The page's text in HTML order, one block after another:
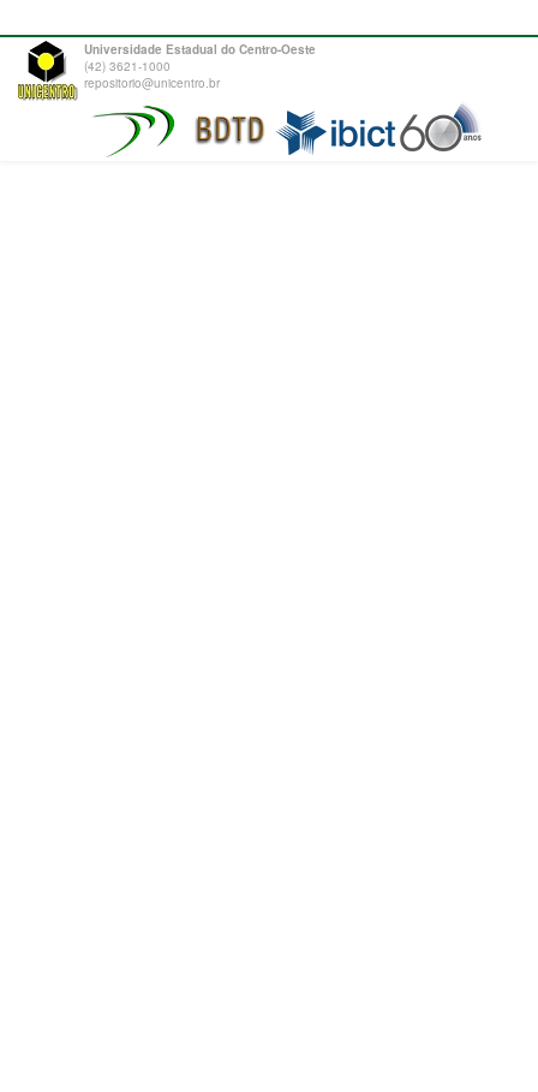
Universidade Estadual do Centro-Oeste
(42) 3621-1000
repositorio@unicentro.br